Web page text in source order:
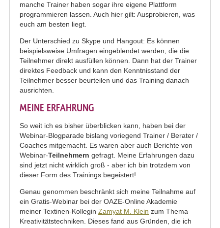
manche Trainer haben sogar ihre eigene Plattform
programmieren lassen. Auch hier gilt: Ausprobieren, was
euch am besten liegt.
Der Unterschied zu Skype und Hangout: Es können
beispielsweise Umfragen eingeblendet werden, die die
Teilnehmer direkt ausfüllen können. Dann hat der Trainer
direktes Feedback und kann den Kenntnisstand der
Teilnehmer besser beurteilen und das Training danach
ausrichten.
MEINE ERFAHRUNG
So weit ich es bisher überblicken kann, haben bei der
Webinar-Blogparade bislang voriegend Trainer / Berater /
Coaches mitgemacht. Es waren aber auch Berichte von
Webinar-Teilnehmern gefragt. Meine Erfahrungen dazu
sind jetzt nicht wirklich groß - aber ich bin trotzdem von
dieser Form des Trainings begeistert!
Genau genommen beschränkt sich meine Teilnahme auf
ein Gratis-Webinar bei der OAZE-Online Akademie
meiner Textinen-Kollegin Zamyat M. Klein zum Thema
Kreativitätstechniken. Dieses fand aus Gründen, die ich